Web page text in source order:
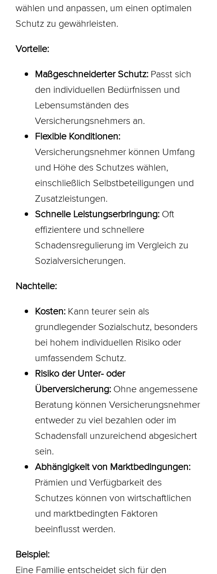
wählen und anpassen, um einen optimalen
Schutz zu gewährleisten.
Vorteile:
Maßgeschneiderter Schutz:Passt sich
den individuellen Bedürfnissen und
Lebensumständen des
Versicherungsnehmers an.
Flexible Konditionen:
Versicherungsnehmer können Umfang
und Höhe des Schutzes wählen,
einschließlich Selbstbeteiligungen und
Zusatzleistungen.
Schnelle Leistungserbringung:Oft
effizientere und schnellere
Schadensregulierung im Vergleich zu
Sozialversicherungen.
Nachteile:
Kosten:Kann teurer sein als
grundlegender Sozialschutz, besonders
bei hohem individuellen Risiko oder
umfassendem Schutz.
Risiko der Unter- oder
Überversicherung:Ohne angemessene
Beratung können Versicherungsnehmer
entweder zu viel bezahlen oder im
Schadensfall unzureichend abgesichert
sein.
Abhängigkeit von Marktbedingungen:
Prämien und Verfügbarkeit des
Schutzes können von wirtschaftlichen
und marktbedingten Faktoren
beeinflusst werden.
Beispiel:
Eine Familie entscheidet sich für den